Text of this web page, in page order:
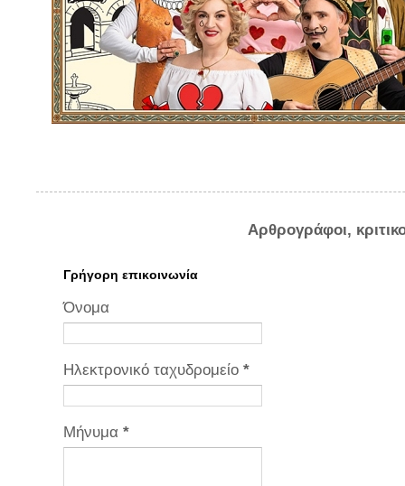
Αρθρογράφοι,
Γρήγορη επικοινωνία
Όνομα
Ηλεκτρονικό ταχυδρομείο *
Μήνυμα *